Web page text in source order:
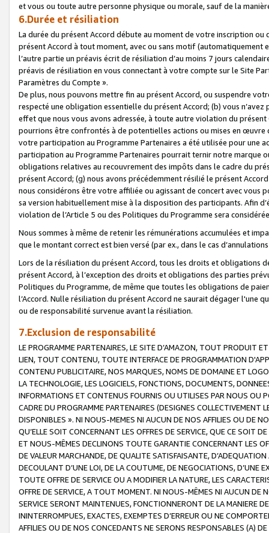
et vous ou toute autre personne physique ou morale, sauf de la
6.Durée et résiliation
La durée du présent Accord débute au moment de votre inscription
présent Accord à tout moment, avec ou sans motif (automatiquement
l’autre partie un préavis écrit de résiliation d’au moins 7 jours
préavis de résiliation en vous connectant à votre compte sur le Site
Paramètres du Compte ».
De plus, nous pouvons mettre fin au présent Accord, ou suspendre
respecté une obligation essentielle du présent Accord; (b) vous
effet que nous vous avons adressée, à toute autre violation du
pourrions être confrontés à de potentielles actions ou mises en
votre participation au Programme Partenaires a été utilisée pour une
participation au Programme Partenaires pourrait ternir notre marque
obligations relatives au recouvrement des impôts dans le cadre du
présent Accord; (g) nous avons précédemment résilié le présent
nous considérons être votre affiliée ou agissant de concert avec vous
sa version habituellement mise à la disposition des participants. Afin
violation de l’Article 5 ou des Politiques du Programme sera
Nous sommes à même de retenir les rémunérations accumulées et
que le montant correct est bien versé (par ex., dans le cas
Lors de la résiliation du présent Accord, tous les droits et obligations
présent Accord, à l’exception des droits et obligations des parties
Politiques du Programme, de même que toutes les obligations de
l’Accord. Nulle résiliation du présent Accord ne saurait dégager l'une
ou de responsabilité survenue avant la résiliation.
7.Exclusion de responsabilité
LE PROGRAMME PARTENAIRES, LE SITE D’AMAZON, TOUT PRODUIT
LIEN, TOUT CONTENU, TOUTE INTERFACE DE PROGRAMMATION
CONTENU PUBLICITAIRE, NOS MARQUES, NOMS DE DOMAINE ET
LA TECHNOLOGIE, LES LOGICIELS, FONCTIONS, DOCUMENTS,
INFORMATIONS ET CONTENUS FOURNIS OU UTILISES PAR NOUS OU
CADRE DU PROGRAMME PARTENAIRES (DESIGNES COLLECTIVEMENT
DISPONIBLES ». NI NOUS-MEMES NI AUCUN DE NOS AFFILIES OU DE
QU’ELLE SOIT CONCERNANT LES OFFRES DE SERVICE, QUE CE SOIT
ET NOUS-MÊMES DECLINONS TOUTE GARANTIE CONCERNANT LES
DE VALEUR MARCHANDE, DE QUALITE SATISFAISANTE,
DECOULANT D’UNE LOI, DE LA COUTUME, DE NEGOCIATIONS, D’UNE
TOUTE OFFRE DE SERVICE OU A MODIFIER LA NATURE, LES
OFFRE DE SERVICE, A TOUT MOMENT. NI NOUS-MÊMES NI AUCUN DE
SERVICE SERONT MAINTENUES, FONCTIONNERONT DE LA MANIERE
ININTERROMPUES, EXACTES, EXEMPTES D’ERREUR OU NE
AFFILIES OU DE NOS CONCEDANTS NE SERONS RESPONSABLES (A)